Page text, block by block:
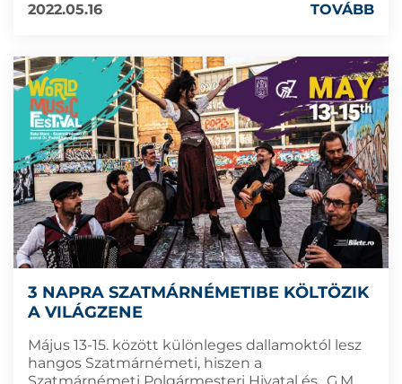
2022.05.16
TOVÁBB
3 NAPRA SZATMÁRNÉMETIBE KÖLTÖZIK
A VILÁGZENE
Május 13-15. között különleges dallamoktól lesz
hangos Szatmárnémeti, hiszen a
Szatmárnémeti Polgármesteri Hivatal és „G.M.